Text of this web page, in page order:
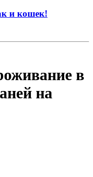
и кошек!
в
на